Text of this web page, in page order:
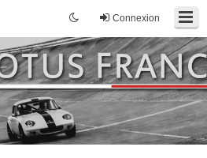
Connexion